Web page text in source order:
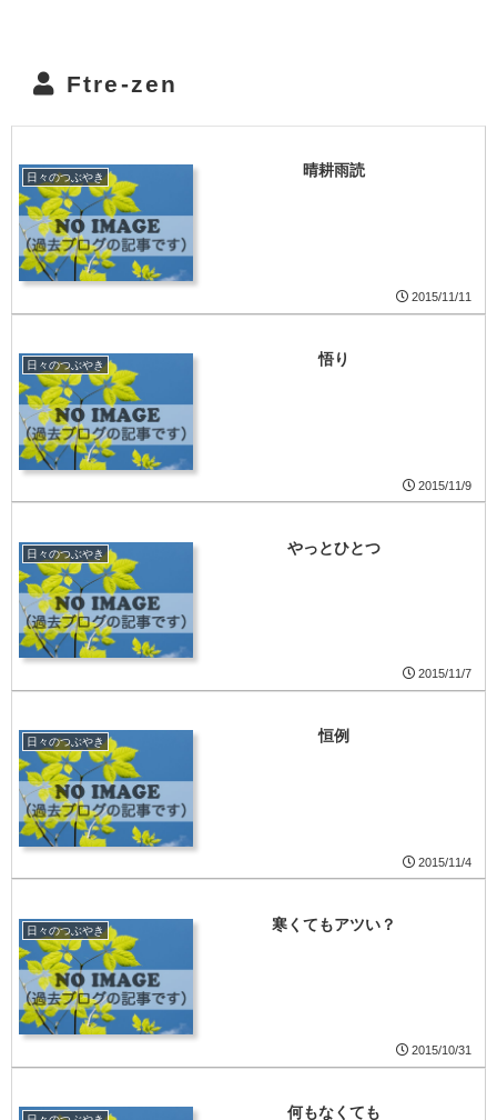
Ftre-zen
日々のつぶやき 晴耕雨読
2015/11/11
日々のつぶやき 悟り
2015/11/9
日々のつぶやき やっとひとつ
2015/11/7
日々のつぶやき 恒例
2015/11/4
日々のつぶやき 寒くてもアツい？
2015/10/31
何もなくても